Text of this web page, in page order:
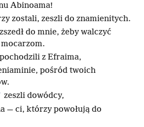
Abinoama!
zostali, zeszli do znamienitych.
do mnie, żeby walczyć
pochodzili z Efraima,
pośród twoich
zeszli dowódcy,
— ci, którzy powołują do